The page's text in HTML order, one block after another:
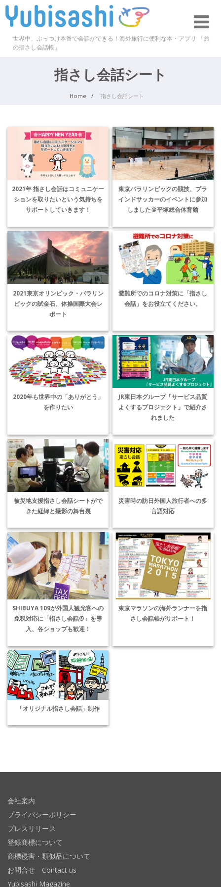
世界中、ぶっつけ本番で会話ができる！海外旅行に便利な本・アプリ 「旅
の指さし会話帳」
指さし会話シート
Home 指さし会話シート
2021年 指さし会話はコミュニケー
ションを取りたいという気持ちを
サポートしていきます！
東京パラリンピックの競技、ブラ
インドサッカーのイベントに参加
しました＠平塚総合体育館
2021東京オリンピック・パラリン
ピックの試金石、体操国際大会レ
ポート
避難所でのコロナ対策に「指さし
会話」をお役立てください。
2020年も世界中の「ありがとう」
を作りたい
JR東日本グループ「サービス品質
よくするプロジェクト」で紹介さ
れました
被災地支援指さし会話シートがで
きた経緯と撮影の舞台裏
災害時の訪日外国人旅行者への多
言語対応
SHIBUYA 109が外国人観光客への
免税対応に「指さし会話®」を導
入、各ショップも歓迎！
東京マラソンの海外ランナーを指
さし会話帳がサポート！
「オリジナル指さし会話」制作
会社案内
プライバシーポリシー
プレスリリース
登録商標について
商標侵害・類似品について
お問合せ Contact us
Yubisashi Magazine